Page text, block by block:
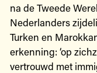
na de Tweede
Nederlanders
Turken en
erkenning: ‘op
vertrouwd met